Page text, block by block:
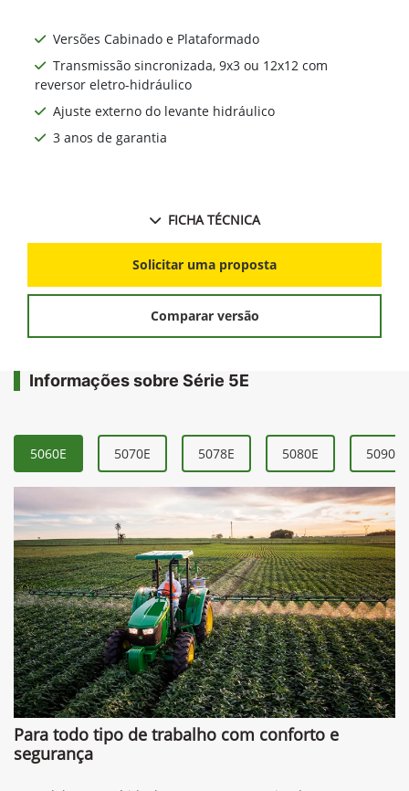
Versões Cabinado e Plataformado
Transmissão sincronizada, 9x3 ou 12x12 com
reversor eletro-hidráulico
Ajuste externo do levante hidráulico
3 anos de garantia
FICHA TÉCNICA
Solicitar uma proposta
Comparar versão
Informações sobre Série 5E
5060E 5070E 5078E 5080E 5090E
Para todo tipo de trabalho com conforto e
segurança